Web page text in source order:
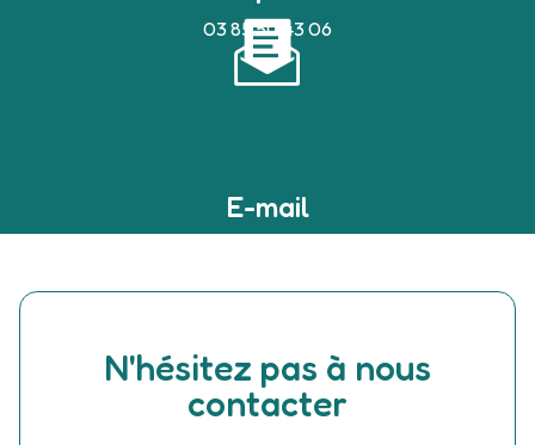
03 85 50 43 06
E-mail
N'hésitez pas à nous
contacter